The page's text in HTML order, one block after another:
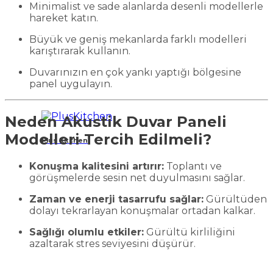
Plus Kıtchen
Minimalist ve sade alanlarda desenli modellerle
hareket katın.
Büyük ve geniş mekanlarda farklı modelleri
karıştırarak kullanın.
Duvarınızın en çok yankı yaptığı bölgesine
panel uygulayın.
Neden Akustik Duvar Paneli
Modelleri Tercih Edilmeli?
Konuşma kalitesini artırır: Toplantı ve
görüşmelerde sesin net duyulmasını sağlar.
Zaman ve enerji tasarrufu sağlar: Gürültüden
dolayı tekrarlayan konuşmalar ortadan kalkar.
Sağlığı olumlu etkiler: Gürültü kirliliğini
azaltarak stres seviyesini düşürür.